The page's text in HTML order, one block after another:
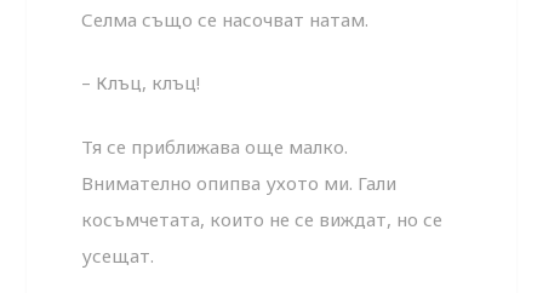
Селма също се насочват натам.
– Клъц, клъц!
Тя се приближава още малко.
Внимателно опипва ухото ми. Гали
косъмчетата, които не се виждат, но се
усещат.